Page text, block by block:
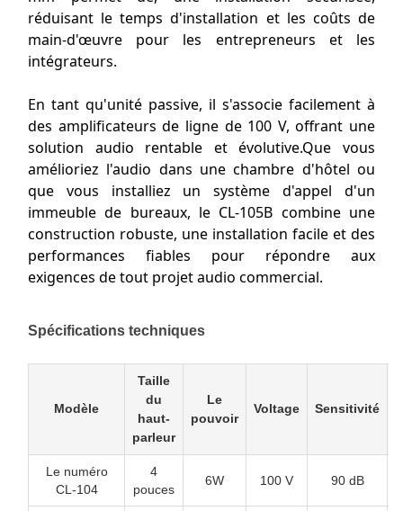
réduisant le temps d'installation et les coûts de
main-d'œuvre pour les entrepreneurs et les
intégrateurs.
En tant qu'unité passive, il s'associe facilement à
des amplificateurs de ligne de 100 V, offrant une
solution audio rentable et évolutive.Que vous
amélioriez l'audio dans une chambre d'hôtel ou
que vous installiez un système d'appel d'un
immeuble de bureaux, le CL-105B combine une
construction robuste, une installation facile et des
performances fiables pour répondre aux
exigences de tout projet audio commercial.
Spécifications techniques
Modèle
Taille
du
haut-
parleur
Le
pouvoir
Voltage Sensitivité
Le numéro
CL-104
4
pouces
6W 100 V 90 dB